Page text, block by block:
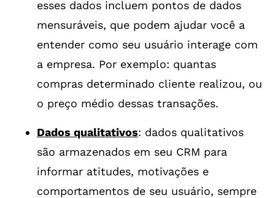
esses dados incluem pontos de dados
mensuráveis, que podem ajudar você a
entender como seu usuário interage com
a empresa. Por exemplo: quantas
compras determinado cliente realizou, ou
o preço médio dessas transações.
Dados qualitativos: dados qualitativos
são armazenados em seu CRM para
informar atitudes, motivações e
comportamentos de seu usuário, sempre